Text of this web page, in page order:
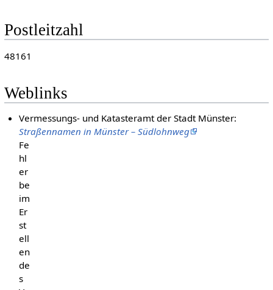
Postleitzahl
48161
Weblinks
Vermessungs- und Katasteramt der Stadt Münster:
Straßennamen in Münster – Südlohnweg
Fe
hl
er
be
im
Er
st
ell
en
de
s